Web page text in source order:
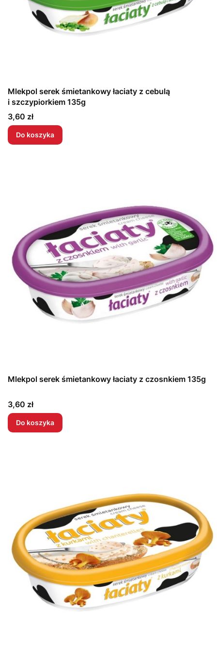
Mlekpol serek śmietankowy łaciaty z cebulą
i szczypiorkiem 135g
Cena
3,60 zł
Do koszyka
Mlekpol serek śmietankowy łaciaty z czosnkiem 135g
Cena
3,60 zł
Do koszyka